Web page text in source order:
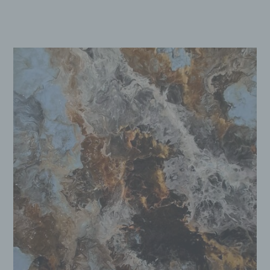
e) Profiling
Profiling ist jede Art der automatisierten
Verarbeitung personenbezogener Daten,
die darin besteht, dass diese
personenbezogenen Daten verwendet
werden, um bestimmte persönliche
Aspekte, die sich auf eine natürliche
Person beziehen, zu bewerten,
insbesondere, um Aspekte bezüglich
Arbeitsleistung, wirtschaftlicher Lage,
Gesundheit, persönlicher Vorlieben,
Interessen, Zuverlässigkeit, Verhalten,
Aufenthaltsort oder Ortswechsel dieser
natürlichen Person zu analysieren oder
vorherzusagen.
f) Pseudonymisierung
Pseudonymisierung ist die Verarbeitung